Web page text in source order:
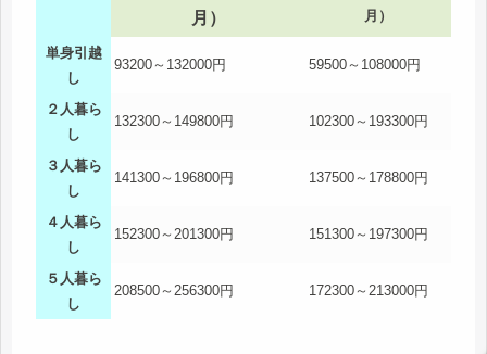
月）
月）
単身引越
し
93200～132000円 59500～108000円
２人暮ら
し
132300～149800円 102300～193300円
３人暮ら
し
141300～196800円 137500～178800円
４人暮ら
し
152300～201300円 151300～197300円
５人暮ら
し
208500～256300円 172300～213000円